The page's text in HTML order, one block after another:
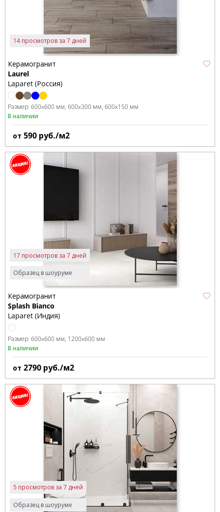
14 просмотров за 7 дней
Керамогранит
Laurel
Laparet (Россия)
Размер: 600x600 мм 600x300 мм 600x150 мм
В наличии
от 590 руб./м2
Образец в шоуруме
17 просмотров за 7 дней
Керамогранит
Splash Bianco
Laparet (Индия)
Размер: 600x600 мм 1200x600 мм
В наличии
от 2790 руб./м2
Образец в шоуруме
5 просмотров за 7 дней